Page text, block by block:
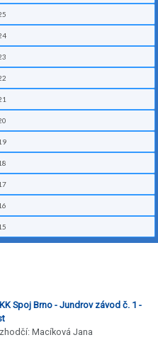
Spoj Brno - Jundrov závod č. 1 -
Macíková Jana